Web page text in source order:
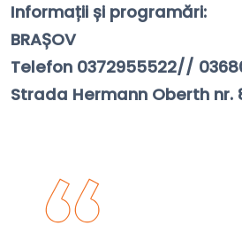
Informații și programări:
BRAȘOV
Telefon 0372955522//
Strada Hermann Oberth